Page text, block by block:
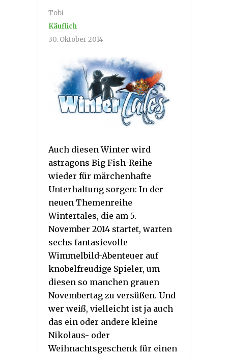
Tobi
Käuflich
30. Oktober 2014
Auch diesen Winter wird
astragons Big Fish-Reihe
wieder für märchenhafte
Unterhaltung sorgen: In der
neuen Themenreihe
Wintertales, die am 5.
November 2014 startet, warten
sechs fantasievolle
Wimmelbild-Abenteuer auf
knobelfreudige Spieler, um
diesen so manchen grauen
Novembertag zu versüßen. Und
wer weiß, vielleicht ist ja auch
das ein oder andere kleine
Nikolaus- oder
Weihnachtsgeschenk für einen